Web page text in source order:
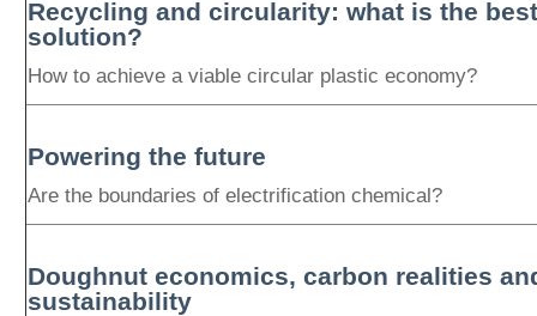
Recycling and circularity: what is the best
solution?
How to achieve a viable circular plastic economy?
Powering the future
Are the boundaries of electrification chemical?
Doughnut economics, carbon realities
sustainability